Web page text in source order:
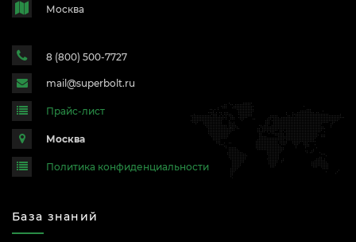
Москва
8 (800) 500-7727
mail@superbolt.ru
Прайс-лист
Москва
Политика конфиденциальности
База знаний